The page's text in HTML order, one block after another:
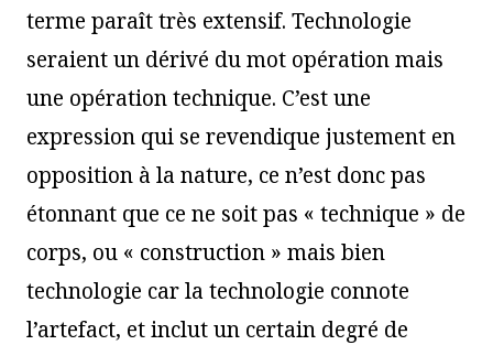
terme paraît très extensif. Technologie
seraient un dérivé du mot opération mais
une opération technique. C’est une
expression qui se revendique justement en
opposition à la nature, ce n’est donc pas
étonnant que ce ne soit pas « technique » de
corps, ou « construction » mais bien
technologie car la technologie connote
l’artefact, et inclut un certain degré de